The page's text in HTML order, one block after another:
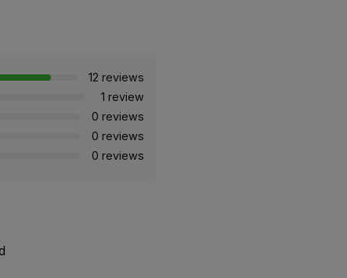
12 reviews
1 review
0 reviews
0 reviews
0 reviews